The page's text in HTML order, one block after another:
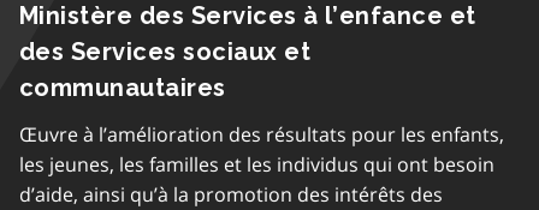
Ministère des Services à l’enfance et
des Services sociaux et
communautaires
Œuvre à l’amélioration des résultats pour les enfants,
les jeunes, les familles et les individus qui ont besoin
d’aide, ainsi qu’à la promotion des intérêts des